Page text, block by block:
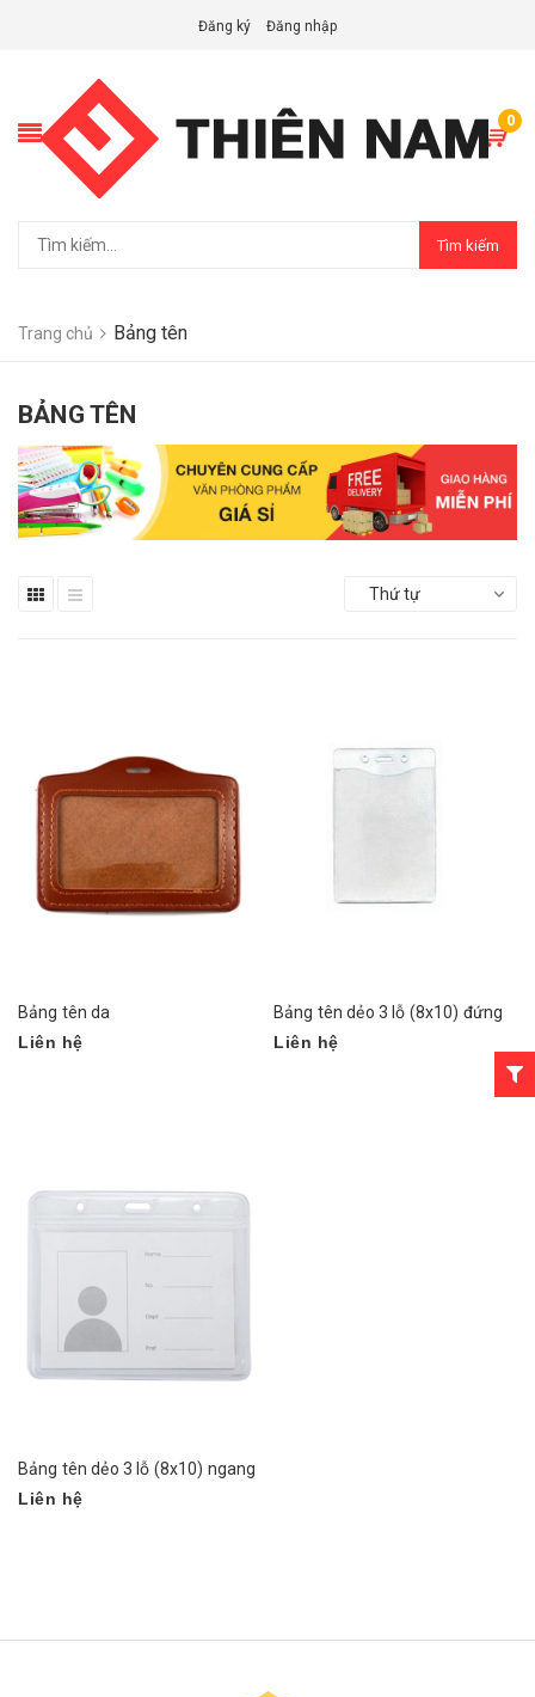
Đăng ký Đăng nhập
0
Tìm kiếm
Trang chủ Bảng tên
BẢNG TÊN
Thứ tự
Bảng tên da
Liên hệ
Bảng tên dẻo 3 lỗ (8x10) đứng
Liên hệ
Bảng tên dẻo 3 lỗ (8x10) ngang
Liên hệ